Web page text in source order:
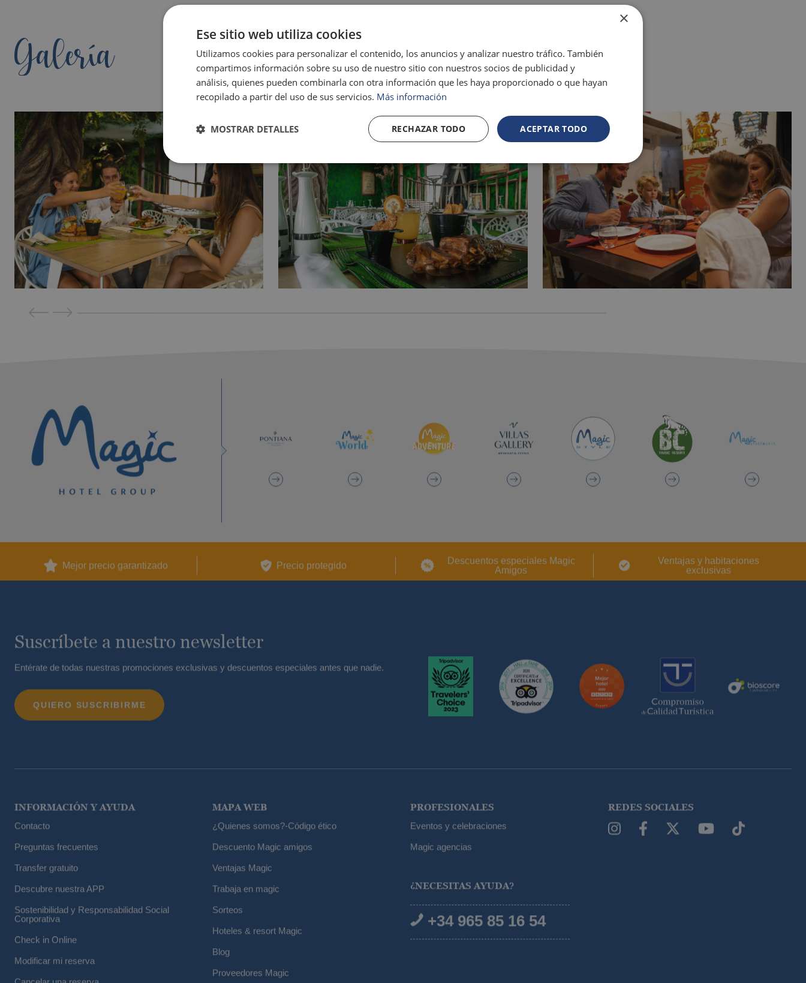
Galería
Mejor precio garantizado Precio protegido
Descuentos especiales Magic
Amigos
Ventajas y habitaciones
exclusivas
Suscríbete a nuestro newsletter
Entérate de todas nuestras promociones exclusivas y descuentos especiales antes que nadie.
INFORMACIÓN Y AYUDA
Contacto
Preguntas frecuentes
Transfer gratuito
Descubre nuestra APP
Sostenibilidad y Responsabilidad Social
Corporativa
Check in Online
Modificar mi reserva
Cancelar una reserva
MAPA WEB
¿Quienes somos?-Código ético
Descuento Magic amigos
Ventajas Magic
Trabaja en magic
Sorteos
Hoteles & resort Magic
Blog
Proveedores Magic
PROFESIONALES
Eventos y celebraciones
Magic agencias
¿NECESITAS AYUDA?
+34 965 85 16 54
REDES SOCIALES
×
Ese sitio web utiliza cookies
Utilizamos cookies para personalizar el contenido, los anuncios y analizar nuestro tráfico. También
compartimos información sobre su uso de nuestro sitio con nuestros socios de publicidad y
análisis, quienes pueden combinarla con otra información que les haya proporcionado o que hayan
recopilado a partir del uso de sus servicios. Más información
ACEPTAR TODO
RECHAZAR TODO
MOSTRAR DETALLES